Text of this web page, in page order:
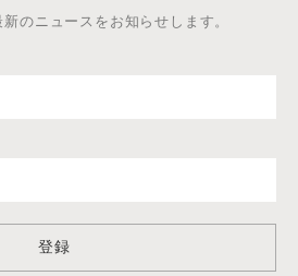
のニュースをお知らせします。
登録